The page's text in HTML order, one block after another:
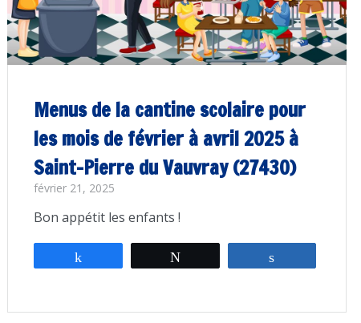
Menus de la cantine scolaire pour
les mois de février à avril 2025 à
Saint-Pierre du Vauvray (27430)
février 21, 2025
Bon appétit les enfants !